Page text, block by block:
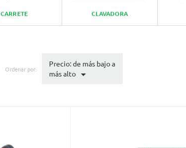
CARRETE CLAVADORA
Ordenar por:
Precio: de más bajo a
más alto 